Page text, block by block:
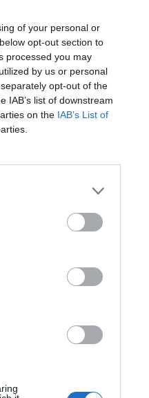
of your personal or
opt-out section to
processed you may
by us or personal
opt-out of the
IAB’s list of downstream
on the IAB’s List of
au panier
Applications réelles